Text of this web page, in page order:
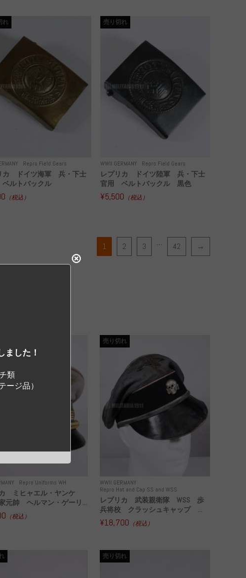
Repro Field Gears
れ
カ ドイツ海軍 兵・下士
ルトバックル
（税込）
WWII GERMANY Repro Field Gears
売り切れ
レプリカ ドイツ陸軍 兵・下士
官用 ベルトバックル 黒色
¥5,500 （税込）
1 2 3 … 42 →
Repro Uniforms WH
ミヒャエル・ヤンケ
元帥 ヘルマン・ゲーリ...
（税込）
WWII GERMANY
Repro Hat and Cap SS and WSS
売り切れ
レプリカ 武装親衛隊 WSS 歩
兵将校 クラッシュキャップ ...
¥18,700 （税込）
売り切れ
ました！
類
ージ品）